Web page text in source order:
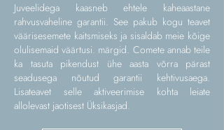
Juveelidega kaasneb ehtele kaheaastane
rahvusvaheline garantii. See pakub kogu teavet
väärisesemete kaitsmiseks ja sisaldab meie kõige
olulisemaid väärtusi. märgid. Comete annab teile
ka tasuta pikendust ühe aasta võrra pärast
seadusega nõutud garantii kehtivusaega.
Lisateavet selle aktiveerimise kohta leiate
allolevast jaotisest Üksikasjad.